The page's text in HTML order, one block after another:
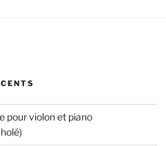
pour violon et piano